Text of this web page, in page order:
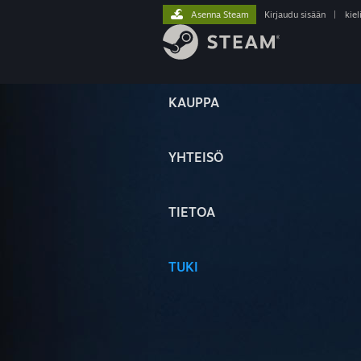
KAUPPA
YHTEISÖ
TIETOA
TUKI
Asenna Steam Kirjaudu sisään kieli